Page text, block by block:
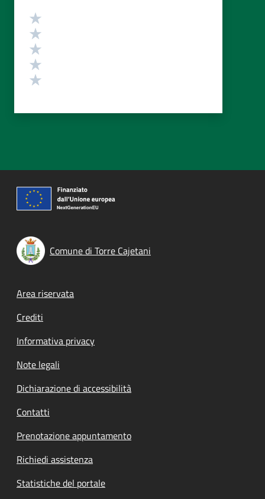
Valutazione
Comune di Torre Cajetani
Footer menu
Area riservata
Crediti
Informativa privacy
Note legali
Dichiarazione di accessibilità
Contatti
Prenotazione appuntamento
Richiedi assistenza
Statistiche del portale